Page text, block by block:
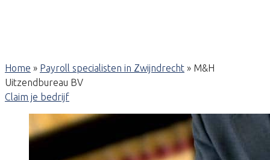
Home » Payroll specialisten in Zwijndrecht » M&H
Uitzendbureau BV
Claim je bedrijf